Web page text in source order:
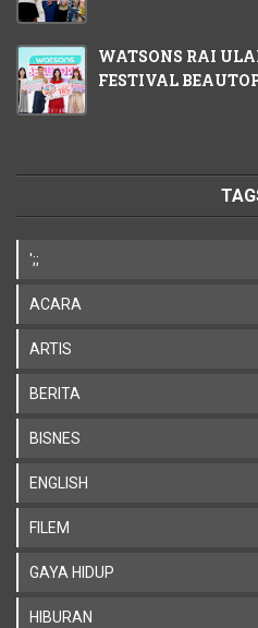
WATSONS RAI
FESTIVAL
';;
ACARA
ARTIS
BERITA
BISNES
ENGLISH
FILEM
GAYA HIDUP
HIBURAN